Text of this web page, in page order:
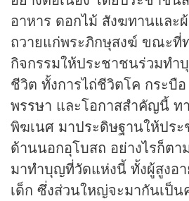
อาหาร ดอกไม้ สังฆทานและ
ถวายแก่พระภิกษุสงฆ์ ขณะที่
กิจกรรมให้ประชาชนร่วมทำ
ชีวิต ทั้งการไถ่ชีวิตโค กระบื
พรรษา และโอกาสสำคัญนี้ ท
พิฆเนศ มาประดิษฐานให้ปร
ด้านนอกอุโบสถ อย่างไรก็ต
มาทำบุญที่วัดแห่งนี้ ทั้งผู้สูงอ
เด็ก ซึ่งส่วนใหญ่จะมากันเป็น